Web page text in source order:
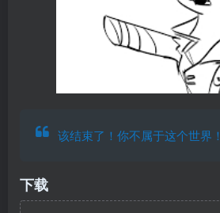
该结束了！你不属于这个世界！
下载